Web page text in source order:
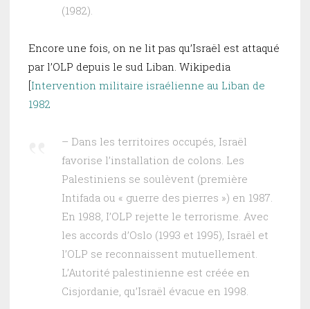
(1982).
Encore une fois, on ne lit pas qu’Israël est attaqué
par l’OLP depuis le sud Liban. Wikipedia
[Intervention militaire israélienne au Liban de
1982
– Dans les territoires occupés, Israël
favorise l’installation de colons. Les
Palestiniens se soulèvent (première
Intifada ou « guerre des pierres ») en 1987.
En 1988, I’OLP rejette le terrorisme. Avec
les accords d’Oslo (1993 et 1995), Israël et
l’OLP se reconnaissent mutuellement.
L’Autorité palestinienne est créée en
Cisjordanie, qu’Israël évacue en 1998.